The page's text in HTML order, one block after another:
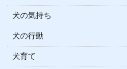
犬の気持ち
犬の行動
犬育て